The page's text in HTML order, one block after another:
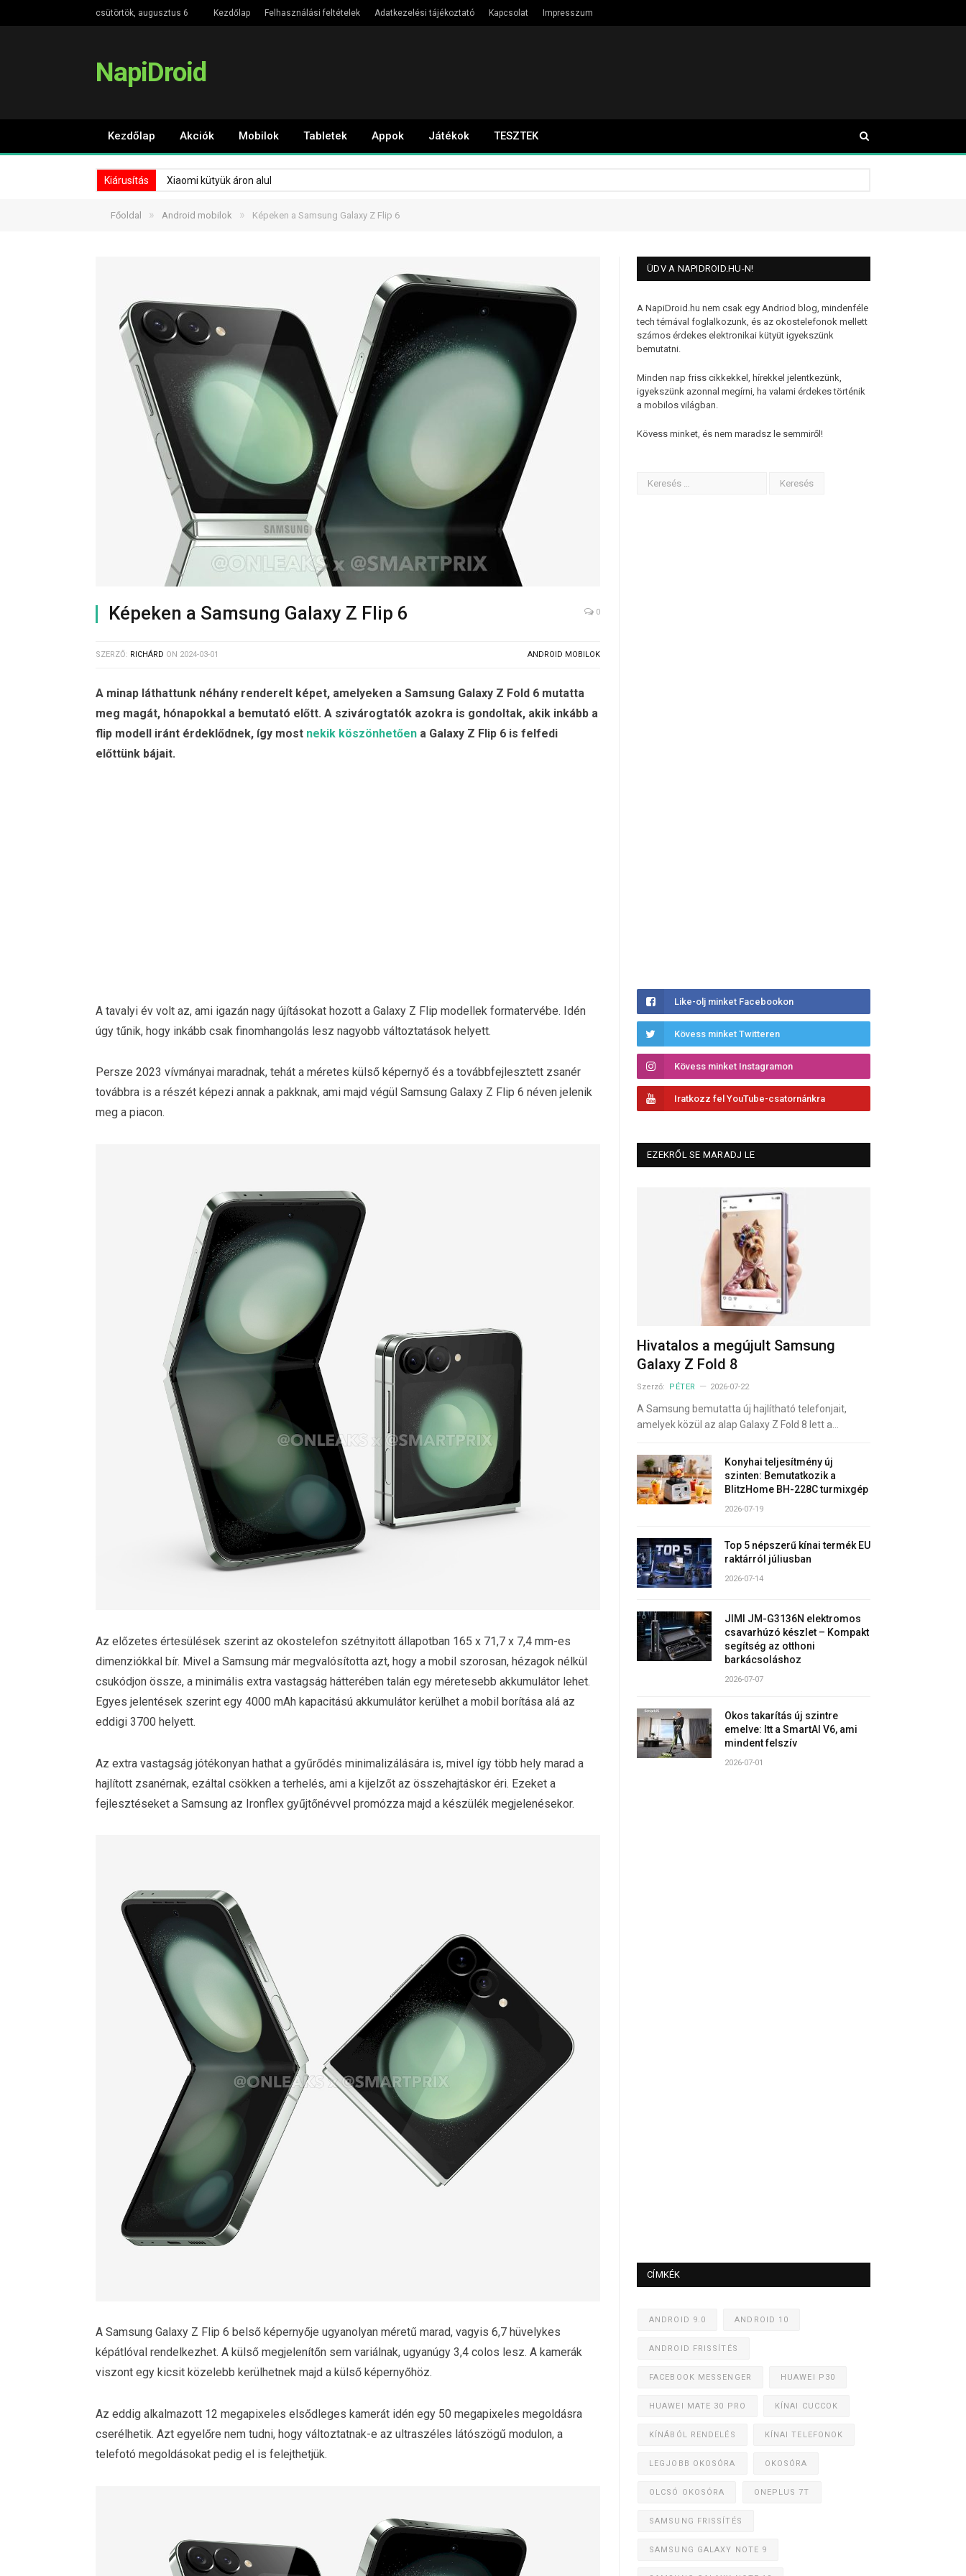
csütörtök, augusztus 6 Kezdőlap Felhasználási feltételek Adatkezelési tájékoztató Kapcsolat Impresszum
NapiDroid
Kezdőlap Akciók Mobilok Tabletek Appok Játékok TESZTEK
Kiárusítás Xiaomi kütyük áron alul
Főoldal » Android mobilok » Képeken a Samsung Galaxy Z Flip 6
Képeken a Samsung Galaxy Z Flip 6 0
SZERZŐ: RICHÁRD ON 2024-03-01 ANDROID MOBILOK
A minap láthattunk néhány renderelt képet, amelyeken a Samsung Galaxy Z Fold 6 mutatta
meg magát, hónapokkal a bemutató előtt. A szivárogtatók azokra is gondoltak, akik inkább a
flip modell iránt érdeklődnek, így most nekik köszönhetően a Galaxy Z Flip 6 is felfedi
előttünk bájait.
A tavalyi év volt az, ami igazán nagy újításokat hozott a Galaxy Z Flip modellek formatervébe. Idén
úgy tűnik, hogy inkább csak finomhangolás lesz nagyobb változtatások helyett.
Persze 2023 vívmányai maradnak, tehát a méretes külső képernyő és a továbbfejlesztett zsanér
továbbra is a részét képezi annak a pakknak, ami majd végül Samsung Galaxy Z Flip 6 néven jelenik
meg a piacon.
Az előzetes értesülések szerint az okostelefon szétnyitott állapotban 165 x 71,7 x 7,4 mm-es
dimenziókkal bír. Mivel a Samsung már megvalósította azt, hogy a mobil szorosan, hézagok nélkül
csukódjon össze, a minimális extra vastagság hátterében talán egy méretesebb akkumulátor lehet.
Egyes jelentések szerint egy 4000 mAh kapacitású akkumulátor kerülhet a mobil borítása alá az
eddigi 3700 helyett.
Az extra vastagság jótékonyan hathat a gyűrődés minimalizálására is, mivel így több hely marad a
hajlított zsanérnak, ezáltal csökken a terhelés, ami a kijelzőt az összehajtáskor éri. Ezeket a
fejlesztéseket a Samsung az Ironflex gyűjtőnévvel promózza majd a készülék megjelenésekor.
A Samsung Galaxy Z Flip 6 belső képernyője ugyanolyan méretű marad, vagyis 6,7 hüvelykes
képátlóval rendelkezhet. A külső megjelenítőn sem variálnak, ugyanúgy 3,4 colos lesz. A kamerák
viszont egy kicsit közelebb kerülhetnek majd a külső képernyőhöz.
Az eddig alkalmazott 12 megapixeles elsődleges kamerát idén egy 50 megapixeles megoldásra
cserélhetik. Azt egyelőre nem tudni, hogy változtatnak-e az ultraszéles látószögű modulon, a
telefotó megoldásokat pedig el is felejthetjük.
ÜDV A NAPIDROID.HU-N!
A NapiDroid.hu nem csak egy Andriod blog, mindenféle
tech témával foglalkozunk, és az okostelefonok mellett
számos érdekes elektronikai kütyüt igyekszünk
bemutatni.
Minden nap friss cikkekkel, hírekkel jelentkezünk,
igyekszünk azonnal megírni, ha valami érdekes történik
a mobilos világban.
Kövess minket, és nem maradsz le semmiről!
Like-olj minket Facebookon
Kövess minket Twitteren
Kövess minket Instagramon
Iratkozz fel YouTube-csatornánkra
EZEKRŐL SE MARADJ LE
Hivatalos a megújult Samsung
Galaxy Z Fold 8
Szerző: PÉTER 2026-07-22
A Samsung bemutatta új hajlítható telefonjait,
amelyek közül az alap Galaxy Z Fold 8 lett a…
Konyhai teljesítmény új
szinten: Bemutatkozik a
BlitzHome BH-228C turmixgép
2026-07-19
Top 5 népszerű kínai termék EU
raktárról júliusban
2026-07-14
JIMI JM-G3136N elektromos
csavarhúzó készlet – Kompakt
segítség az otthoni
barkácsoláshoz
2026-07-07
Okos takarítás új szintre
emelve: Itt a SmartAI V6, ami
mindent felszív
2026-07-01
CÍMKÉK
ANDROID 9.0 ANDROID 10
ANDROID FRISSÍTÉS
FACEBOOK MESSENGER HUAWEI P30
HUAWEI MATE 30 PRO KÍNAI CUCCOK
KÍNÁBÓL RENDELÉS KÍNAI TELEFONOK
LEGJOBB OKOSÓRA OKOSÓRA
OLCSÓ OKOSÓRA ONEPLUS 7T
SAMSUNG FRISSÍTÉS
SAMSUNG GALAXY NOTE 9